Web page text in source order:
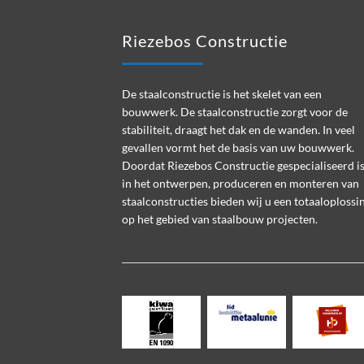
Riezebos Constructie
De staalconstructie is het skelet van een
bouwwerk. De staalconstructie zorgt voor de
stabiliteit, draagt het dak en de wanden. In veel
gevallen vormt het de basis van uw bouwwerk.
Doordat Riezebos Constructie gespecialiseerd is
in het ontwerpen, produceren en monteren van
staalconstructies bieden wij u een
op het gebied van staalbouw projecten.